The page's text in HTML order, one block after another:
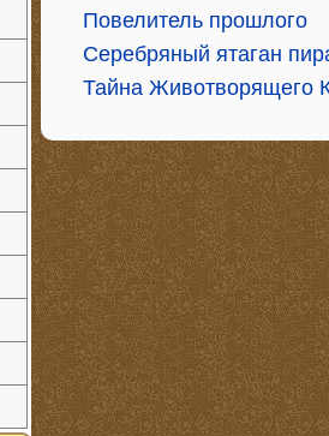
Повелитель прошлого
Серебряный ятаган
Тайна Животворящего